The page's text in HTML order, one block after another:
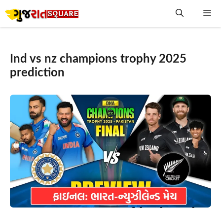
to
Ind vs nz champions trophy 2025
prediction